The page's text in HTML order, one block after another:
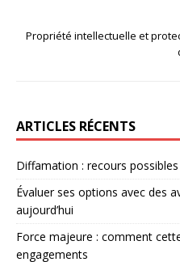
Propriété intellectuelle et
ARTICLES RÉCENTS
Diffamation : recours
Évaluer ses options avec des
aujourd’hui
Force majeure : comment
engagements